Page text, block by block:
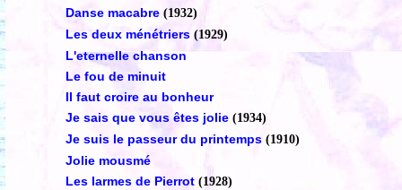
Danse macabre (1932)
Les deux ménétriers (1929)
L'eternelle chanson
Le fou de minuit
Il faut croire au bonheur
Je sais que vous êtes jolie (1934)
Je suis le passeur du printemps (1910)
Jolie mousmé
Les larmes de Pierrot (1928)